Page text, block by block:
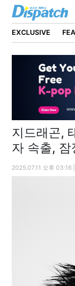
EXCLUSIVE
지드래곤,
자 속출, 잠
2025.07.11 오후 03:16